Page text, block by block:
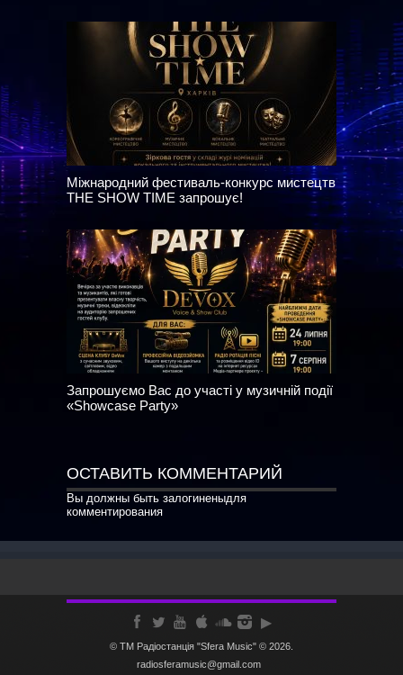
Міжнародний фестиваль-конкурс мистецтв
THE SHOW TIME запрошує!
Запрошуємо Вас до участі у музичній події
«Showcase Party»
ОСТАВИТЬ КОММЕНТАРИЙ
Вы должны быть залогиненыдля
комментирования
© ТМ Радiостанцiя "Sfera Music" © 2026.
radiosferamusic@gmail.com